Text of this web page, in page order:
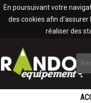
En poursuivant votre
des cookies afin
réaliser des
Panneau de gestion des